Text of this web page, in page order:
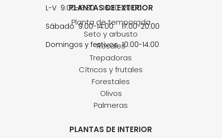
L-V 9:00-13:30 16:30-20:00
Sábado 9:00-14:00 17:00-20:00
Domingos y festivos 10:00-14:00
PLANTAS DE EXTERIOR
Planta de temporada
Seto y arbusto
Rosales
Trepadoras
Cítricos y frutales
Forestales
Olivos
Palmeras
PLANTAS DE INTERIOR